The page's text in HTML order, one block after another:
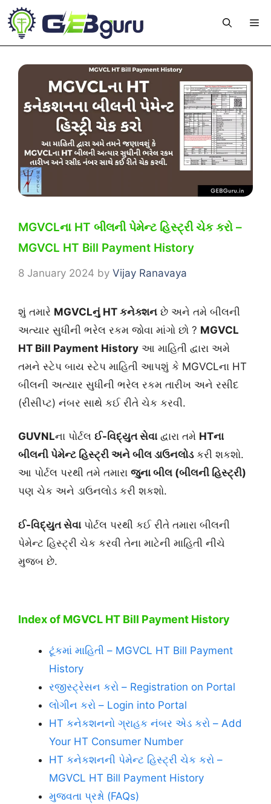
Skip
to
content
MGVCLના HT બીલની પેમેન્ટ હિસ્ટ્રી ચેક કરો –
MGVCL HT Bill Payment History
8 January 2024 by Vijay Ranavaya
શું તમારે MGVCLનું HT કનેક્શન છે અને તમે બીલની
અત્યાર સુધીની ભરેલ રકમ જોવા માંગો છો ? MGVCL
HT Bill Payment History આ માહિતી દ્વારા અમે
તમને સ્ટેપ બાય સ્ટેપ માહિતી આપશું કે MGVCLના HT
બીલની અત્યાર સુધીની ભરેલ રકમ તારીખ અને રસીદ
(રીસીપ્ટ) નંબર સાથે કઈ રીતે ચેક કરવી.
GUVNLના પોર્ટલ ઈ-વિદ્યુત સેવાદ્વારા તમે HTના
બીલની પેમેન્ટ હિસ્ટ્રી અને બીલ ડાઉનલોડકરી શકશો.
આ પોર્ટલ પરથી તમે તમારા જુના બીલ (બીલની હિસ્ટ્રી)
પણ ચેક અને ડાઉનલોડ કરી શકશો.
ઈ-વિદ્યુત સેવાપોર્ટલ પરથી કઈ રીતે તમારા બીલની
પેમેન્ટ હિસ્ટ્રી ચેક કરવી તેના માટેની માહિતી નીચે
મુજબ છે.
Index of MGVCL HT Bill Payment History
ટૂંકમાં માહિતી – MGVCL HT Bill Payment
History
રજીસ્ટ્રેસન કરો – Registration on Portal
લોગીન કરો – Login into Portal
HT કનેકશનનો ગ્રાહક નંબર એડ કરો – Add
Your HT Consumer Number
HT કનેકશનની પેમેન્ટ હિસ્ટ્રી ચેક કરો –
MGVCL HT Bill Payment History
મુજવતા પ્રશ્નો (FAQs)